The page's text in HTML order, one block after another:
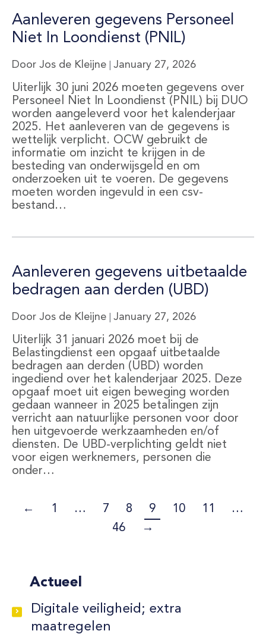
Aanleveren gegevens Personeel
Niet In Loondienst (PNIL)
Door Jos de Kleijne January 27, 2026
Uiterlijk 30 juni 2026 moeten gegevens over
Personeel Niet In Loondienst (PNIL) bij DUO
worden aangeleverd voor het kalenderjaar
2025. Het aanleveren van de gegevens is
wettelijk verplicht. OCW gebruikt de
informatie om inzicht te krijgen in de
besteding van onderwijsgeld en om
onderzoeken uit te voeren. De gegevens
moeten worden ingevuld in een csv-
bestand…
Aanleveren gegevens uitbetaalde
bedragen aan derden (UBD)
Door Jos de Kleijne January 27, 2026
Uiterlijk 31 januari 2026 moet bij de
Belastingdienst een opgaaf uitbetaalde
bedragen aan derden (UBD) worden
ingediend over het kalenderjaar 2025. Deze
opgaaf moet uit eigen beweging worden
gedaan wanneer in 2025 betalingen zijn
verricht aan natuurlijke personen voor door
hen uitgevoerde werkzaamheden en/of
diensten. De UBD-verplichting geldt niet
voor eigen werknemers, personen die
onder…
← 1 … 7 8 9 10 11
…
46
→
Actueel
Digitale veiligheid; extra
maatregelen